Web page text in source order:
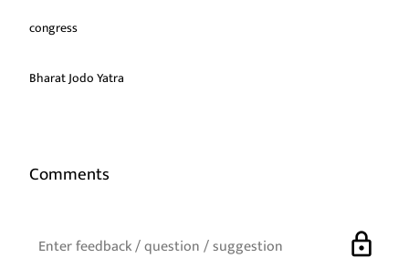
congress
Bharat Jodo Yatra
Comments
lock